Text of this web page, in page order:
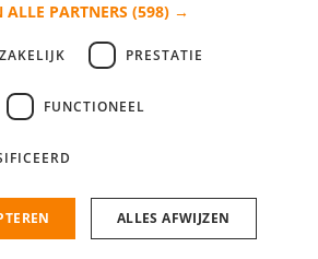
zo gevonden!
ALLE PARTNERS (598) →
PRESTATIE
FUNCTIONEEL
ALLES AFWIJZEN